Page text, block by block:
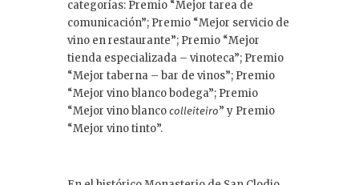
categorías: Premio “Mejor tarea de
comunicación”; Premio “Mejor servicio de
vino en restaurante”; Premio “Mejor
tienda especializada – vinoteca”; Premio
“Mejor taberna – bar de vinos”; Premio
“Mejor vino blanco bodega”; Premio
“Mejor vino blanco colleiteiro” y Premio
“Mejor vino tinto”.